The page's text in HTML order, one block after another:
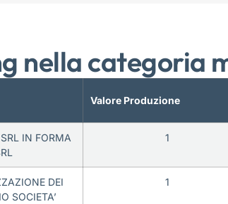
nella categoria
Valore Produzione
IN FORMA
1
DEI
SOCIETA’
1